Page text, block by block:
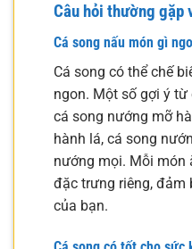
Câu hỏi thường gặp
Cá song nấu món gì
Cá song có thể chế
ngon. Một số gợi ý
cá song nướng mỡ
hành lá, cá song
nướng mọi. Mỗi món
đặc trưng riêng, đảm
của bạn.